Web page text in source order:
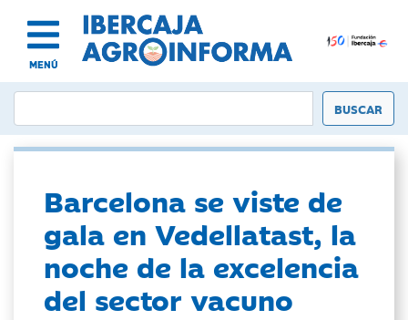
MENÚ
Barcelona se viste de
gala en Vedellatast, la
noche de la excelencia
del sector vacuno